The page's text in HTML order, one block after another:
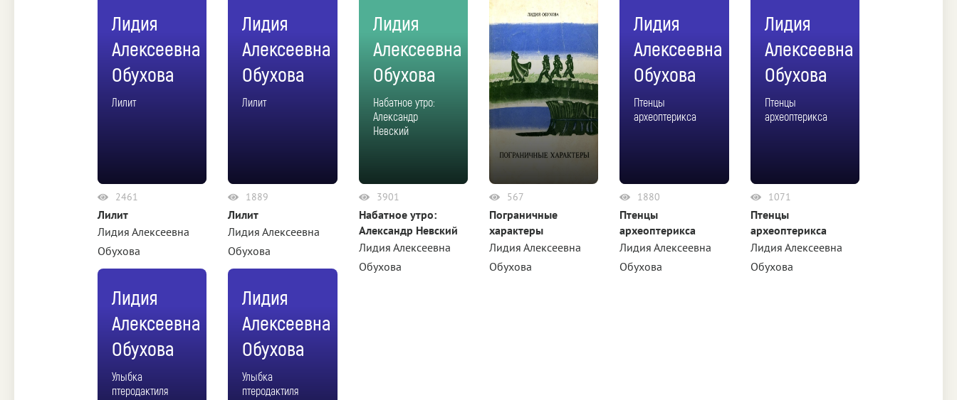
Обухова
Лидия
Алексеевна
Обухова
Лилит
2461
Лилит
Лидия Алексеевна
Обухова
Лидия
Алексеевна
Обухова
Лилит
1889
Лилит
Лидия Алексеевна
Обухова
Лидия
Алексеевна
Обухова
Набатное утро:
Александр
Невский
3901
Набатное утро:
Александр Невский
Лидия Алексеевна
Обухова
567
Пограничные
характеры
Лидия Алексеевна
Обухова
Лидия
Алексеевна
Обухова
Птенцы
археоптерикса
1880
Птенцы
археоптерикса
Лидия Алексеевна
Обухова
Лидия
Алексеевна
Обухова
Птенцы
археоптерикса
1071
Птенцы
археоптерикса
Лидия Алексеевна
Обухова
Лидия
Алексеевна
Обухова
Улыбка
птеродактиля
Лидия
Алексеевна
Обухова
Улыбка
птеродактиля